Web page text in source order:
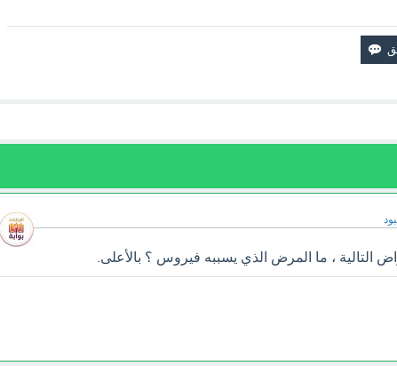
التالية ، ما المرض الذي يسببه فيروس ؟ بالأعلى.